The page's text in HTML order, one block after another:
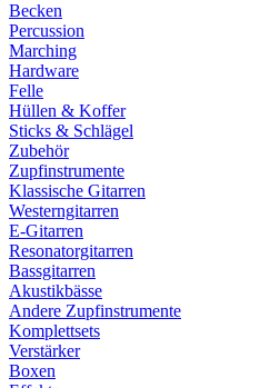
Becken
Percussion
Marching
Hardware
Felle
Hüllen & Koffer
Sticks & Schlägel
Zubehör
Zupfinstrumente
Klassische Gitarren
Westerngitarren
E-Gitarren
Resonatorgitarren
Bassgitarren
Akustikbässe
Andere Zupfinstrumente
Komplettsets
Verstärker
Boxen